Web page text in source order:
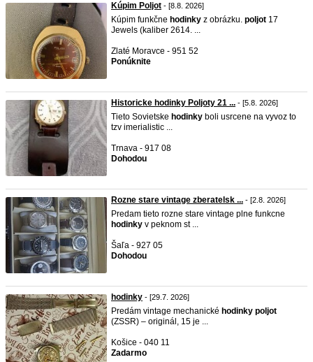
Kúpim Poljot - [8.8. 2026]
Kúpim funkčne hodinky z obrázku. poljot 17
Jewels (kaliber 2614. ...
Zlaté Moravce - 951 52
Ponúknite
Historicke hodinky Poljoty 21 ... - [5.8. 2026]
Tieto Sovietske hodinky boli usrcene na vyvoz to
tzv imerialistic ...
Trnava - 917 08
Dohodou
Rozne stare vintage zberatelsk ... - [2.8. 2026]
Predam tieto rozne stare vintage plne funkcne
hodinky v peknom st ...
Šaľa - 927 05
Dohodou
hodinky - [29.7. 2026]
Predám vintage mechanické hodinky poljot
(ZSSR) – originál, 15 je ...
Košice - 040 11
Zadarmo